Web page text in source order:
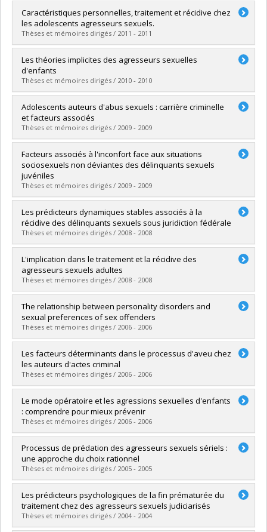
Graduate :Ruest, Caroline
Cycle :Master's
Grade :M. Sc.
Lien vers le document dans Papyrus
Caractéristiques personnelles, traitement et récidive chez
les adolescents agresseurs sexuels.
Thèses et mémoires dirigés / 2011 - 2011
Graduate :Côté, Catherine
Cycle :Master's
Grade :M. Sc.
Lien vers le document dans Papyrus
Les théories implicites des agresseurs sexuelles
d'enfants
Thèses et mémoires dirigés / 2010 - 2010
Graduate :Paquette, Sarah
Cycle :Master's
Grade :M. Sc.
Lien vers le document dans Papyrus
Adolescents auteurs d'abus sexuels : carrière criminelle
et facteurs associés
Thèses et mémoires dirigés / 2009 - 2009
Graduate :Carpentier, Julie
Cycle :Doctoral
Grade :Ph. D.
Lien vers le document dans Papyrus
Facteurs associés à l'inconfort face aux situations
sociosexuels non déviantes des délinquants sexuels
juvéniles
Thèses et mémoires dirigés / 2009 - 2009
Graduate :Bernard, Claudia
Cycle :Master's
Grade :M. Sc.
Lien vers le document dans Papyrus
Les prédicteurs dynamiques stables associés à la
récidive des délinquants sexuels sous juridiction fédérale
Thèses et mémoires dirigés / 2008 - 2008
Graduate :Quesnel, Marie-Hélène
Cycle :Master's
Grade :M. Sc.
Lien vers le document dans Papyrus
L'implication dans le traitement et la récidive des
agresseurs sexuels adultes
Thèses et mémoires dirigés / 2008 - 2008
Graduate :Marchand, Anouk
Cycle : Master's
Grade :M. Sc.
Lien vers le document dans Papyrus
The relationship between personality disorders and
sexual preferences of sex offenders
Thèses et mémoires dirigés / 2006 - 2006
Graduate :Lilova, Iliana
Cycle :Master's
Grade :M. Sc.
Lien vers le document dans Papyrus
Les facteurs déterminants dans le processus d'aveu chez
les auteurs d'actes criminal
Thèses et mémoires dirigés / 2006 - 2006
Graduate :Deslauriers-Varin, Nadine
Cycle :Master's
Grade :M. Sc.
Lien vers le document dans Papyrus
Le mode opératoire et les agressions sexuelles d'enfants
: comprendre pour mieux prévenir
Thèses et mémoires dirigés / 2006 - 2006
Graduate :Leclerc, Benoit
Cycle :Doctoral
Grade :Ph. D.
Lien vers le document dans Papyrus
Processus de prédation des agresseurs sexuels sériels :
une approche du choix rationnel
Thèses et mémoires dirigés / 2005 - 2005
Graduate :Beauregard, Éric
Cycle :Doctoral
Grade :Ph. D.
Lien vers le document dans Papyrus
Les prédicteurs psychologiques de la fin prématurée du
traitement chez des agresseurs sexuels judiciarisés
Thèses et mémoires dirigés / 2004 - 2004